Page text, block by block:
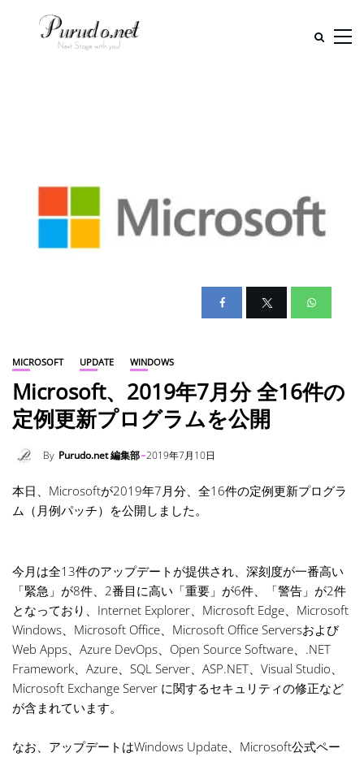
MICROSOFT UPDATE WINDOWS
Microsoft、2019年7月分 全16件の
定例更新プログラムを公開
By Purudo.net 編集部 2019年7月10日
本日、Microsoftが2019年7月分、全16件の定例更新プログラ
ム（月例パッチ）を公開しました。
今月は全13件のアップデートが提供され、深刻度が一番高い
「緊急」が8件、2番目に高い「重要」が6件、「警告」が2件
となっており、Internet Explorer、Microsoft Edge、Microsoft
Windows、Microsoft Office、Microsoft Office Serversおよび
Web Apps、Azure DevOps、Open Source Software、.NET
Framework、Azure、SQL Server、ASP.NET、Visual Studio、
Microsoft Exchange Server に関するセキュリティの修正など
が含まれています。
なお、アップデートはWindows Update、Microsoft公式ペー